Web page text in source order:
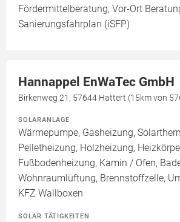
Fördermittelberatung, Vor-Ort
Sanierungsfahrplan (iSFP)
Hannappel EnWaTec GmbH
Birkenweg 21, 57644 Hattert (15km von
SOLARANLAGE
Wärmepumpe, Gasheizung,
Pelletheizung, Holzheizung,
Fußbodenheizung, Kamin / Ofen,
Wohnraumlüftung, Brennstoffzelle,
KFZ Wallboxen
SOLAR TÄTIGKEITEN